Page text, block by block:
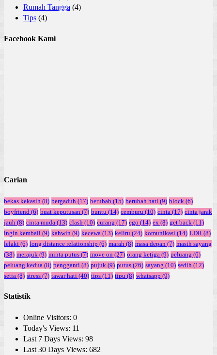
Rumah Tangga (4)
Tips (4)
Facebook Kami
Carian
bekas kekasih (8) bergaduh (17) berubah (15) berubah hati (9) block (6)
boyfriend (6) buat keputusan (7) buntu (14) cemburu (10) cinta (17) cinta jarak
jauh (8) cinta muda (13) clash (10) curang (17) ego (14) ex (8) get back (11)
ingin kembali (9) kahwin (9) kecewa (13) keliru (24) komunikasi (14) LDR (8)
lelaki (6) long distance relationship (6) marah (8) masa depan (7) masih sayang
(38) merajuk (9) minta putus (7) move on (27) orang ketiga (9) peluang (6)
peluang kedua (8) pengganti (8) pujuk (9) putus (26) sayang (10) sedih (12)
setia (8) stress (7) tawar hati (40) tips (11) tipu (8) whatsapp (9)
Statistik
Online Visitors: 0
Today's Views: 11
Last 7 Days Views: 98
Last 30 Days Views: 682